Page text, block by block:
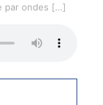
par ondes […]